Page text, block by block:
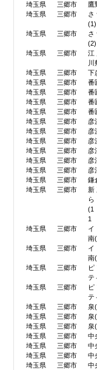
埼玉県
三郷市 鷹
埼玉県
三郷市
(1)
埼玉県 三郷市
(2)
埼玉県 三郷市
江
川
埼玉県 三郷市 下
埼玉県
三郷市 番
埼玉県
三郷市 番
埼玉県
三郷市 番
埼玉県
三郷市 番
埼玉県
三郷市 彦
埼玉県
三郷市 彦
埼玉県
三郷市 彦
埼玉県
三郷市 彦
埼玉県
三郷市 彦
埼玉県
三郷市 彦
埼玉県
三郷市 鎌
埼玉県
三郷市
新
(1
1
埼玉県 三郷市
南
埼玉県 三郷市
南
埼玉県 三郷市
テ
埼玉県 三郷市
テ
埼玉県 三郷市 泉
埼玉県
三郷市 泉
埼玉県
三郷市 泉
埼玉県
三郷市 中
埼玉県
三郷市 中
埼玉県
三郷市 中
埼玉県
三郷市 中